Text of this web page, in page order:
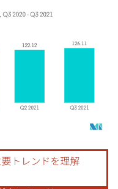
4.0の表示が必要です。